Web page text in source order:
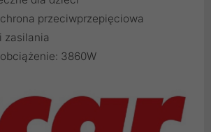
przeciwprzepięciowa
zasilania
3860W